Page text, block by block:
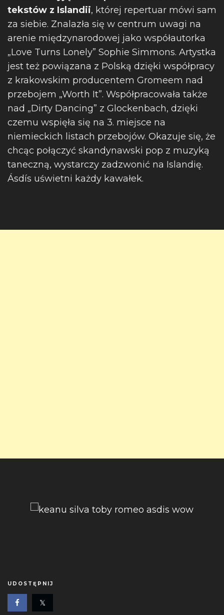
tekstów z Islandii, której repertuar mówi sam
za siebie. Znalazła się w centrum uwagi na
arenie międzynarodowej jako współautorka
„Love Turns Lonely” Sophie Simmons. Artystka
jest też powiązana z Polską dzięki współpracy
z krakowskim producentem Gromeem nad
przebojem „Worth It”. Współpracowała także
nad „Dirty Dancing” z Glockenbach, dzięki
czemu wspięła się na 3. miejsce na
niemieckich listach przebojów. Okazuje się, że
chcąc połączyć skandynawski pop z muzyką
taneczną, wystarczy zadzwonić na Islandię.
Ásdís uświetni każdy kawałek.
UDOSTĘPNIJ